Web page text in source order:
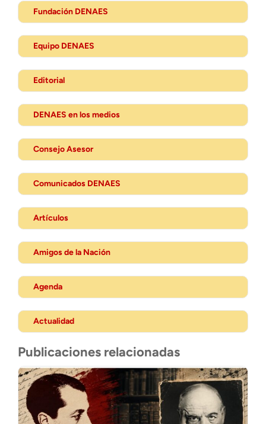
Fundación DENAES
Equipo DENAES
Editorial
DENAES en los medios
Consejo Asesor
Comunicados DENAES
Artículos
Amigos de la Nación
Agenda
Actualidad
Publicaciones relacionadas